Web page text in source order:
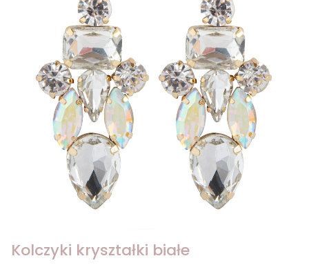
Kolczyki kryształki białe